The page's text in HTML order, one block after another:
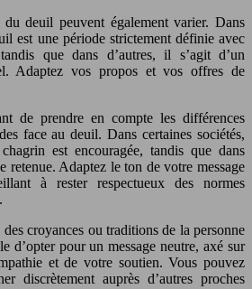
deuil peuvent également varier. Dans
est une période strictement définie avec
que dans d’autres, il s’agit d’un
Adaptez vos propos et vos offres de
de prendre en compte les différences
face au deuil. Dans certaines sociétés,
est encouragée, tandis que dans
retenue. Adaptez le ton de votre message
à rester respectueux des normes
des croyances ou traditions de la personne
d’opter pour un message neutre, axé sur
et de votre soutien. Vous pouvez
discrètement auprès d’autres proches